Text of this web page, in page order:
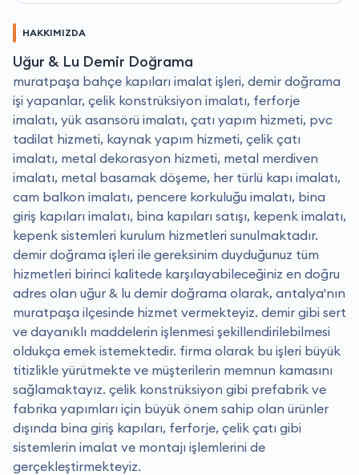
HAKKIMIZDA
Uğur & Lu Demir Doğrama
muratpaşa bahçe kapıları imalat işleri, demir doğrama
işi yapanlar, çelik konstrüksiyon imalatı, ferforje
imalatı, yük asansörü imalatı, çatı yapım hizmeti, pvc
tadilat hizmeti, kaynak yapım hizmeti, çelik çatı
imalatı, metal dekorasyon hizmeti, metal merdiven
imalatı, metal basamak döşeme, her türlü kapı imalatı,
cam balkon imalatı, pencere korkuluğu imalatı, bina
giriş kapıları imalatı, bina kapıları satışı, kepenk imalatı,
kepenk sistemleri kurulum hizmetleri sunulmaktadır.
demir doğrama işleri ile gereksinim duyduğunuz tüm
hizmetleri birinci kalitede karşılayabileceğiniz en doğru
adres olan uğur & lu demir doğrama olarak, antalya'nın
muratpaşa ilçesinde hizmet vermekteyiz. demir gibi sert
ve dayanıklı maddelerin işlenmesi şekillendirilebilmesi
oldukça emek istemektedir. firma olarak bu işleri büyük
titizlikle yürütmekte ve müşterilerin memnun kamasını
sağlamaktayız. çelik konstrüksiyon gibi prefabrik ve
fabrika yapımları için büyük önem sahip olan ürünler
dışında bina giriş kapıları, ferforje, çelik çatı gibi
sistemlerin imalat ve montajı işlemlerini de
gerçekleştirmekteyiz.